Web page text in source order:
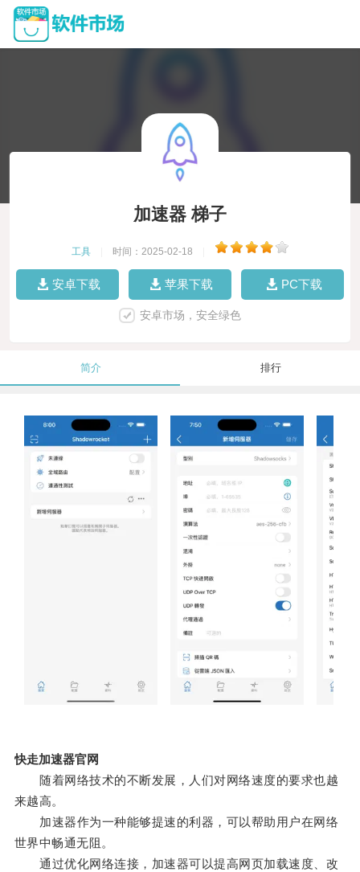
加速器 梯子
工具 时间：2025-02-18
安卓下载 苹果下载 PC下载
安卓市场，安全绿色
简介 排行
快走加速器官网
随着网络技术的不断发展，人们对网络速度的要求也越
来越高。
加速器作为一种能够提速的利器，可以帮助用户在网络
世界中畅通无阻。
通过优化网络连接，加速器可以提高网页加载速度、改